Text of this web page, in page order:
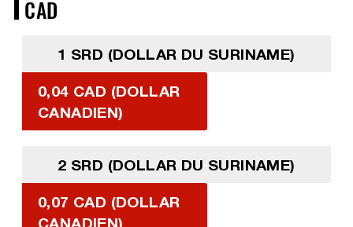
CAD
1 SRD (DOLLAR DU SURINAME)
0,04 CAD (DOLLAR
CANADIEN)
2 SRD (DOLLAR DU SURINAME)
0,07 CAD (DOLLAR
CANADIEN)